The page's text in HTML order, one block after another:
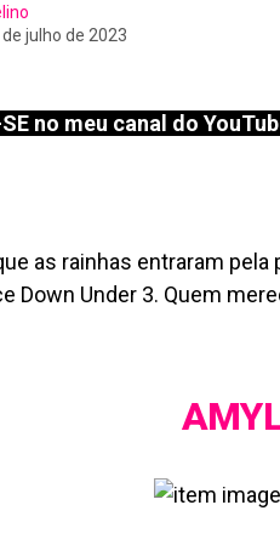
julho de 2023
no meu canal do
as rainhas entraram
Down Under 3. Quem